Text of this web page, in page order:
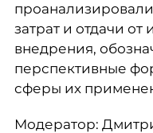
затрат и отдачи от
внедрения,
перспективные
сферы их
Модератор: